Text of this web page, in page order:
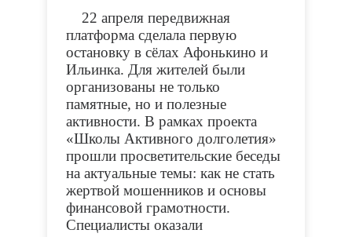
22 апреля передвижная
платформа сделала первую
остановку в сёлах Афонькино и
Ильинка. Для жителей были
организованы не только
памятные, но и полезные
активности. В рамках проекта
«Школы Активного долголетия»
прошли просветительские беседы
на актуальные темы: как не стать
жертвой мошенников и основы
финансовой грамотности.
Специалисты оказали